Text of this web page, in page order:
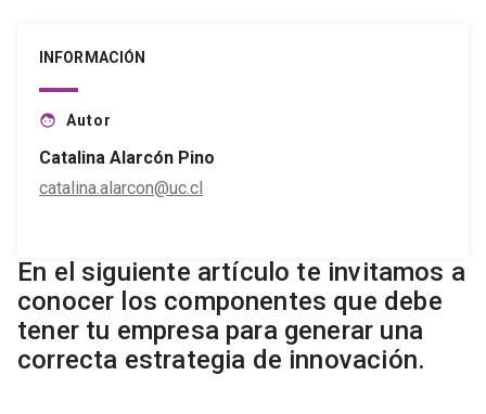
INFORMACIÓN
face Autor
Catalina Alarcón Pino
catalina.alarcon@uc.cl
En el siguiente artículo te invitamos a
conocer los componentes que debe
tener tu empresa para generar una
correcta estrategia de innovación.